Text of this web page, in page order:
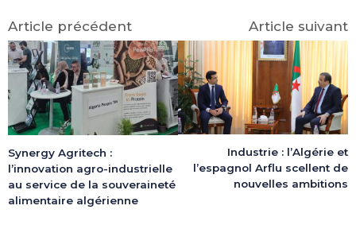
Article précédent
Synergy Agritech :
l’innovation agro-industrielle
au service de la souveraineté
alimentaire algérienne
Article suivant
Industrie : l’Algérie et
l’espagnol Arflu scellent de
nouvelles ambitions